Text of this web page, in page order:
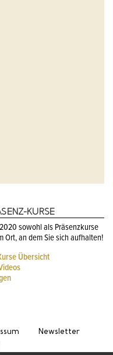
KURSE
sowohl als Präsenzkurse
Ort, an dem Sie sich aufhalten!
Übersicht
Newsletter